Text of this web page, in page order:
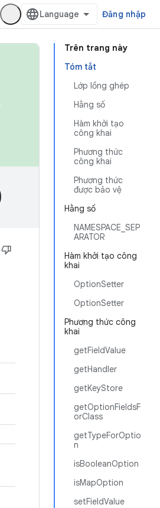
Đăng nhập
Trên trang này
Tóm tắt
Lớp lồng ghép
Hằng số
Hàm khởi tạo
công khai
Phương thức
công khai
Phương thức
được bảo vệ
Hằng số
NAMESPACE_SEP
ARATOR
Hàm khởi tạo công
khai
OptionSetter
OptionSetter
Phương thức công
khai
getFieldValue
getHandler
getKeyStore
getOptionFieldsF
orClass
getTypeForOptio
n
isBooleanOption
isMapOption
setFieldValue